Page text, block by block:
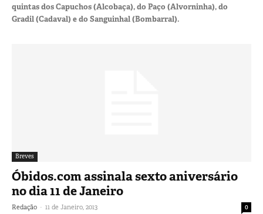
quintas dos Capuchos (Alcobaça), do Paço (Alvorninha), do
Gradil (Cadaval) e do Sanguinhal (Bombarral).
Breves
Óbidos.com assinala sexto aniversário
no dia 11 de Janeiro
Redação - 11 de Janeiro, 2013 0